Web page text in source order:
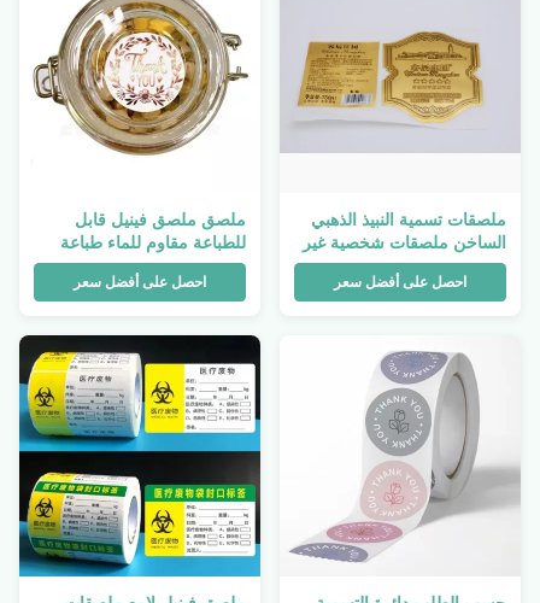
ملصقات تسمية النبيذ الذهبي
الساخن ملصقات شخصية غير
لامعة مقاومة للماء ملصق
فينيل أبيضاحصل على أفضل سعر
ملصق ملصق فينيل قابل
للطباعة مقاوم للماء طباعة
ختم ورق آداب السلوك PVC
شكرًا لكاحصل على أفضل سعر